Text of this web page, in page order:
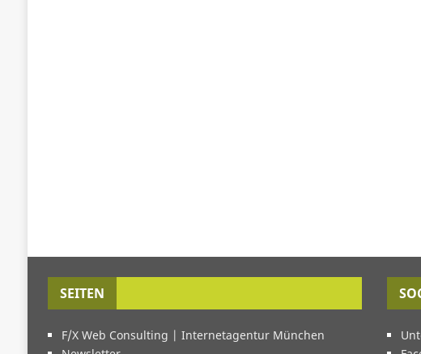
SEITEN
F/X Web Consulting | Internetagentur München